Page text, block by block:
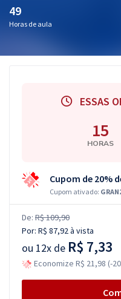
49
Horas de aula
ESSAS
15
HORAS
Cupom de 20%
Cupom ativado:
De: R$ 109,90
Por: R$ 87,92à vista
ou 12x de R$ 7,33
Economize R$ 21,98 (-